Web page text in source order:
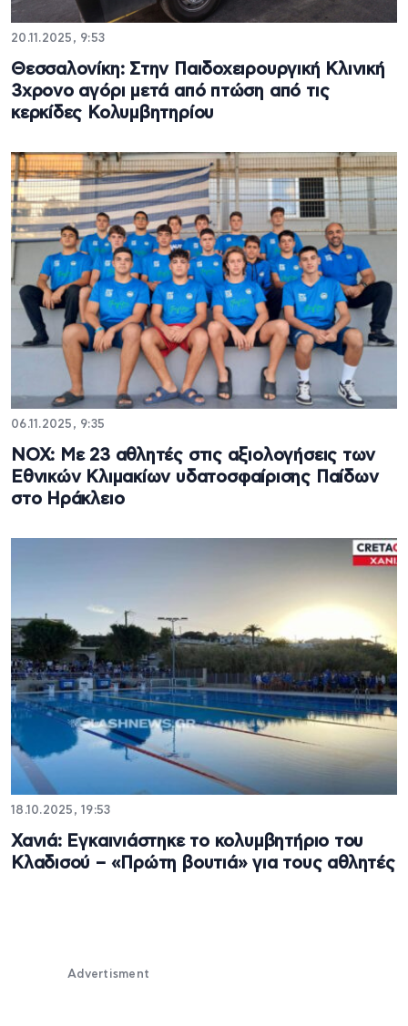
20.11.2025, 9:53
Θεσσαλονίκη: Στην Παιδοχειρουργική Κλινική
3χρονο αγόρι μετά από πτώση από τις
κερκίδες Κολυμβητηρίου
06.11.2025, 9:35
ΝΟΧ: Με 23 αθλητές στις αξιολογήσεις των
Εθνικών Κλιμακίων υδατοσφαίρισης Παίδων
στο Ηράκλειο
18.10.2025, 19:53
Χανιά: Εγκαινιάστηκε το κολυμβητήριο του
Κλαδισού – «Πρώτη βουτιά» για τους αθλητές
Advertisment